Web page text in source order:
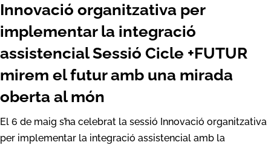
Innovació organitzativa per
implementar la integració
assistencial Sessió Cicle +FUTUR
mirem el futur amb una mirada
oberta al món
El 6 de maig s’ha celebrat la sessió Innovació organitzativa
per implementar la integració assistencial amb la